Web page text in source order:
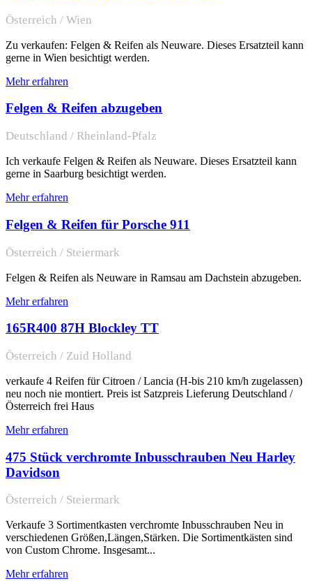
Österreich / Wien
Zu verkaufen: Felgen & Reifen als Neuware. Dieses Ersatzteil kann
gerne in Wien besichtigt werden.
Mehr erfahren
Felgen & Reifen abzugeben
Deutschland / Rheinland-Pfalz
Ich verkaufe Felgen & Reifen als Neuware. Dieses Ersatzteil kann
gerne in Saarburg besichtigt werden.
Mehr erfahren
Felgen & Reifen für Porsche 911
Österreich / Steiermark
Felgen & Reifen als Neuware in Ramsau am Dachstein abzugeben.
Mehr erfahren
165R400 87H Blockley TT
Österreich / Zuid Holland
verkaufe 4 Reifen für Citroen / Lancia (H-bis 210 km/h zugelassen)
neu noch nie montiert. Preis ist Satzpreis Lieferung Deutschland /
Österreich frei Haus
Mehr erfahren
475 Stück verchromte Inbusschrauben Neu Harley
Davidson
Österreich / Steiermark
Verkaufe 3 Sortimentkasten verchromte Inbusschrauben Neu in
verschiedenen Größen,Längen,Stärken. Die Sortimentkästen sind
von Custom Chrome. Insgesamt...
Mehr erfahren